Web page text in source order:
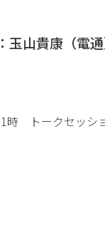
山貴康（電通
時 トークセッシ